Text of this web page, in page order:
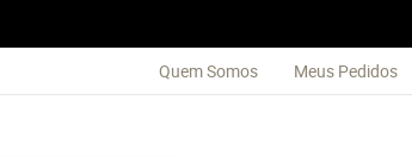
Quem Somos Meus Pedidos